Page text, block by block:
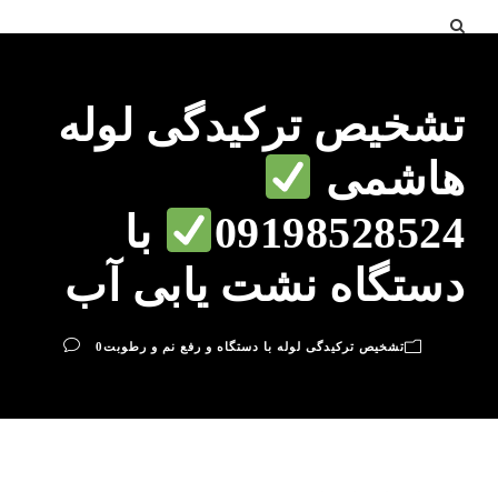
تشخیص ترکیدگی لوله
هاشمی
09198528524
با
دستگاه نشت یابی آب
تشخیص ترکیدگی لوله با دستگاه و رفع نم و رطوبت0